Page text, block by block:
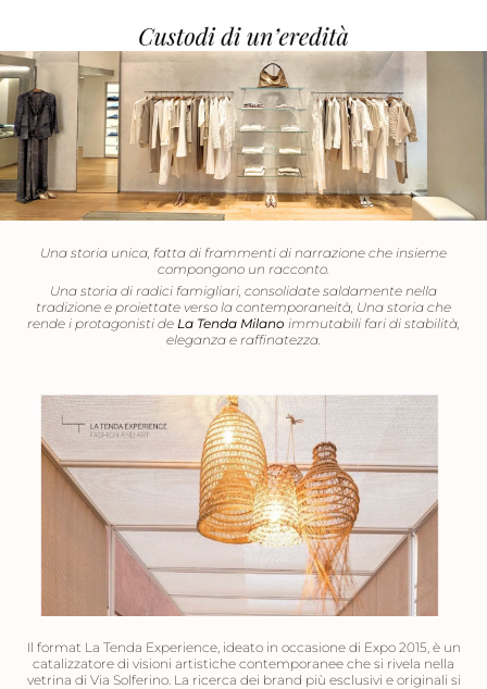
Una storia unica, fatta di frammenti di narrazione che insieme
compongono un racconto.
Una storia di radici famigliari, consolidate saldamente nella
tradizione e proiettate verso la contemporaneità, Una storia che
rende i protagonisti de La Tenda Milano immutabili fari di stabilità,
eleganza e raffinatezza.
Il format La Tenda Experience, ideato in occasione di Expo 2015, è un
catalizzatore di visioni artistiche contemporanee che si rivela nella
vetrina di Via Solferino. La ricerca dei brand più esclusivi e originali si